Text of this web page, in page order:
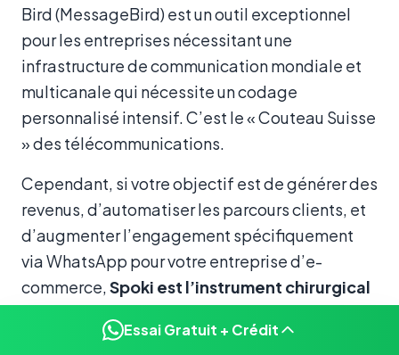
Bird (MessageBird) est un outil exceptionnel
pour les entreprises nécessitant une
infrastructure de communication mondiale et
multicanale qui nécessite un codage
personnalisé intensif. C’est le « Couteau Suisse
» des télécommunications.
Cependant, si votre objectif est de générer des
revenus, d’automatiser les parcours clients, et
d’augmenter l’engagement spécifiquement
via WhatsApp pour votre entreprise d’e-
commerce,Spoki est l’instrument chirurgical
Essai Gratuit + Crédit